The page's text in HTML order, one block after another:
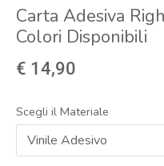
Carta Adesiva
Colori Disponibili
€ 14,90
Scegli il Materiale
Vinile Adesivo